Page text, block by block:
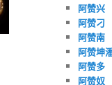
阿赞兴
阿赞刁
阿赞南
阿赞坤
阿赞多
阿赞奴